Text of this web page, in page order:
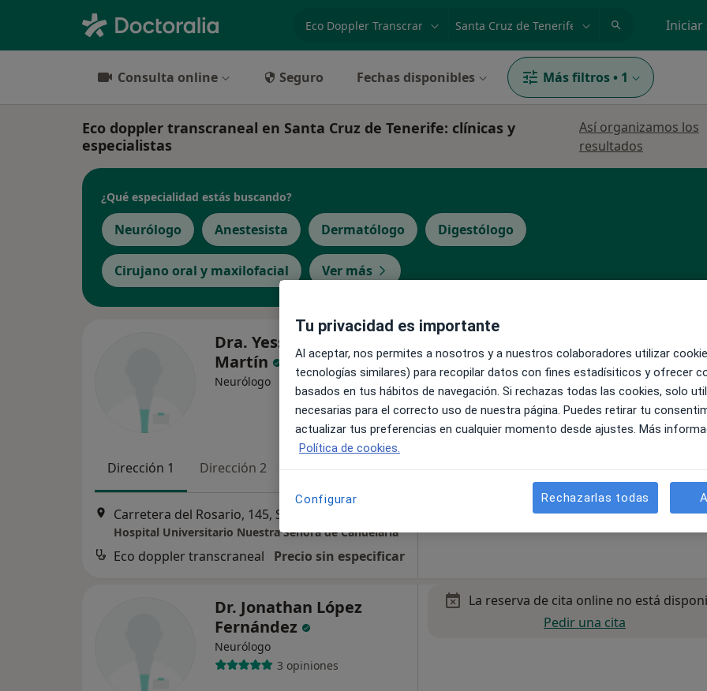
Iniciar
Consulta online Seguro Fechas disponibles Más filtros • 1
Eco doppler transcraneal en Santa Cruz de Tenerife: clínicas y
especialistas
Así organizamos los
resultados
¿Qué especialidad estás buscando?
Neurólogo Anestesista Dermatólogo Digestólogo
Cirujano oral y maxilofacial Ver más
Dra. Yessica Contreras
Martín
Neurólogo
Dirección 1 Dirección 2
Hospital Universitario Nuestra Señora de Candelaria
Eco doppler transcraneal Precio sin especificar
La reserva de cita online no está
Pedir una cita
Dr. Jonathan López
Fernández
Neurólogo
3 opiniones
La reserva de cita online no está
Pedir una cita
Tu privacidad es importante
Al aceptar, nos permites a nosotros y a nuestros colaboradores utilizar
tecnologías similares) para recopilar datos con fines estadísiticos y ofrecer
basados en tus hábitos de navegación. Si rechazas todas las cookies, solo
necesarias para el correcto uso de nuestra página. Puedes retirar tu
actualizar tus preferencias en cualquier momento desde ajustes. Más
Política de cookies.
Configurar Rechazarlas todas